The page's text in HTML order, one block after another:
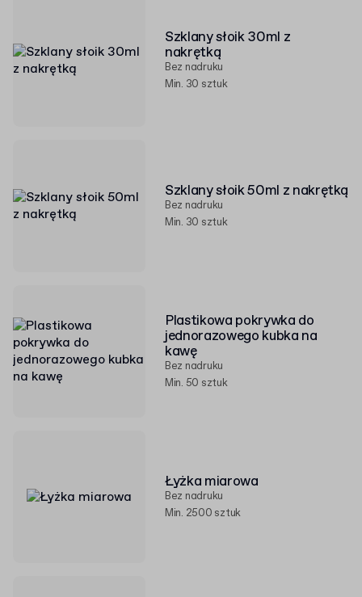
Szklany słoik 30ml z
nakrętką
Bez nadruku
Min. 30 sztuk
Szklany słoik 50ml z nakrętką
Bez nadruku
Min. 30 sztuk
Plastikowa pokrywka do
jednorazowego kubka na
kawę
Bez nadruku
Min. 50 sztuk
Łyżka miarowa
Bez nadruku
Min. 2500 sztuk